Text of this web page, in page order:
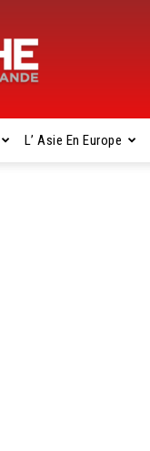
L’ Asie En Europe